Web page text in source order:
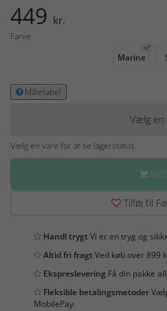
449 kr.
Farve
Marine
Måletabel
Vælg en
Vælg en vare for at se lagerstatus.
Tilføj til
Handl trygtVi er en tryg og
Altid fri fragtVed køb over 899
Ekspreslevering Få din pakke
Fleksible betalingsmetoder
MobilePay.